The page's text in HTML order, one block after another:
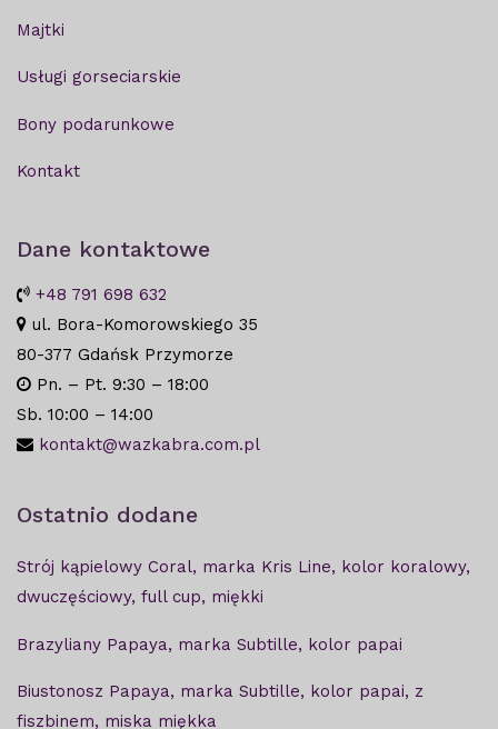
Majtki
Usługi gorseciarskie
Bony podarunkowe
Kontakt
Dane kontaktowe
+48 791 698 632
ul. Bora-Komorowskiego 35
80-377 Gdańsk Przymorze
Pn. – Pt. 9:30 – 18:00
Sb. 10:00 – 14:00
kontakt@wazkabra.com.pl
Ostatnio dodane
Strój kąpielowy Coral, marka Kris Line, kolor koralowy,
dwuczęściowy, full cup, miękki
Brazyliany Papaya, marka Subtille, kolor papai
Biustonosz Papaya, marka Subtille, kolor papai, z
fiszbinem, miska miękka